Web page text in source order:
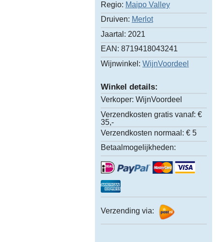
Regio: Maipo Valley
Druiven: Merlot
Jaartal: 2021
EAN: 8719418043241
Wijnwinkel: WijnVoordeel
Winkel details:
Verkoper: WijnVoordeel
Verzendkosten gratis vanaf: €
35,-
Verzendkosten normaal: € 5
Betaalmogelijkheden:
Verzending via: